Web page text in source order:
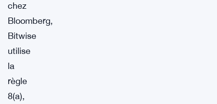
chez
Bloomberg,
Bitwise
utilise
la
règle
8(a),